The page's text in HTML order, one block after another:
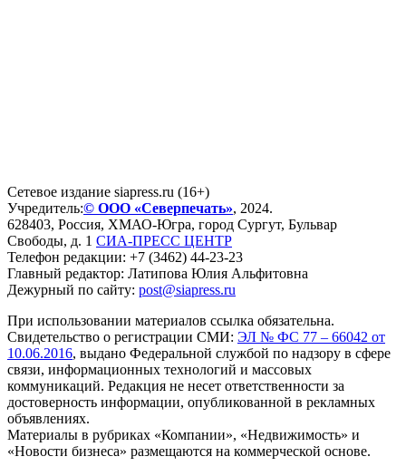
Сетевое издание siapress.ru (16+)
Учредитель:© ООО «Северпечать», 2024.
628403, Россия, ХМАО-Югра, город Сургут, Бульвар
Свободы, д. 1 СИА-ПРЕСС ЦЕНТР
Телефон редакции: +7 (3462) 44-23-23
Главный редактор: Латипова Юлия Альфитовна
Дежурный по сайту: post@siapress.ru
При использовании материалов ссылка обязательна.
Свидетельство о регистрации СМИ: ЭЛ № ФС 77 – 66042 от
10.06.2016, выдано Федеральной службой по надзору в сфере
связи, информационных технологий и массовых
коммуникаций. Редакция не несет ответственности за
достоверность информации, опубликованной в рекламных
объявлениях.
Материалы в рубриках «Компании», «Недвижимость» и
«Новости бизнеса» размещаются на коммерческой основе.